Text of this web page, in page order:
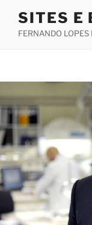
SITES E
FERNANDO LOPES